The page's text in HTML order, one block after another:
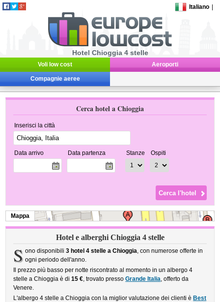
Italiano
Hotel Chioggia 4 stelle
Voli low cost Aeroporti
Compagnie aeree
Cerca hotel a Chioggia
Inserisci la città
Data arrivo Data partenza Stanze Ospiti
Mappa
Hotel e alberghi Chioggia 4 stelle
S ono disponibili 3 hotel 4 stelle a Chioggia, con numerose offerte in
ogni periodo dell'anno.
Il prezzo più basso per notte riscontrato al momento in un albergo 4
stelle a Chioggia è di15 €, trovato pressoGrande Italia, offerto da
Venere.
L'albergo 4 stelle a Chioggia con la miglior valutazione dei clienti è Best